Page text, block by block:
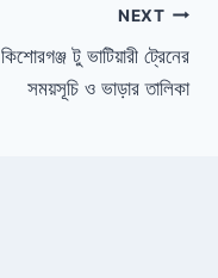
NEXT
কিশোরগঞ্জ টু ভাটিয়ারী ট্রেনের
সময়সূচি ও ভাড়ার তালিকা